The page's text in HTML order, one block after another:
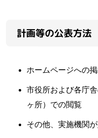
計画等の公表方法
ホームページへの
市役所および各庁
ヶ所）での閲覧
その他、実施機関